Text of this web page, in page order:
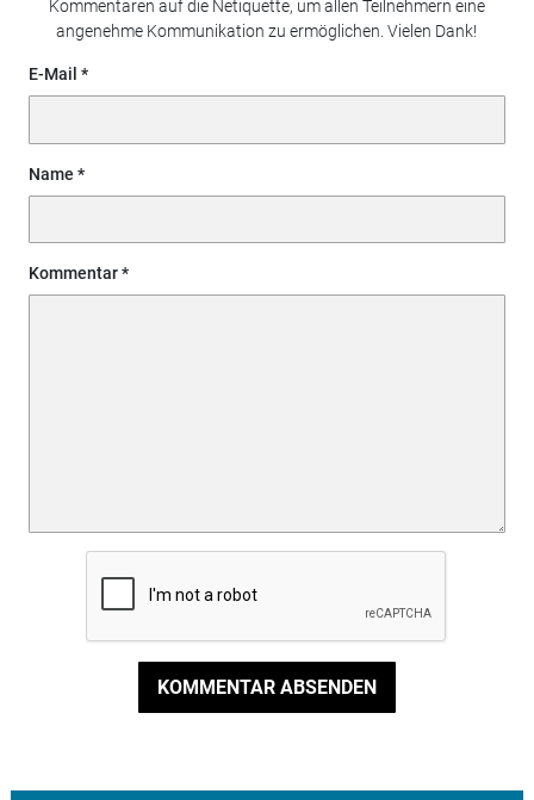
Kommentaren auf die Netiquette, um allen Teilnehmern eine
angenehme Kommunikation zu ermöglichen. Vielen Dank!
E-Mail
Name
Kommentar
KOMMENTAR ABSENDEN